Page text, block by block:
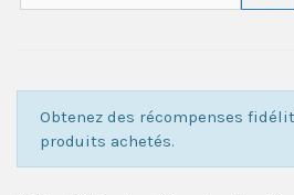
Obtenez des récompenses
produits achetés.